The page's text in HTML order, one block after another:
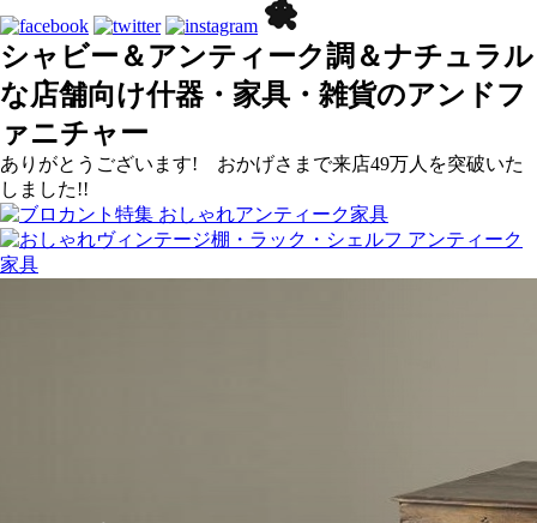
シャビー＆アンティーク調＆ナチュラル
な店舗向け什器・家具・雑貨のアンドフ
ァニチャー
ありがとうございます! おかげさまで来店49万人を突破いた
しました!!